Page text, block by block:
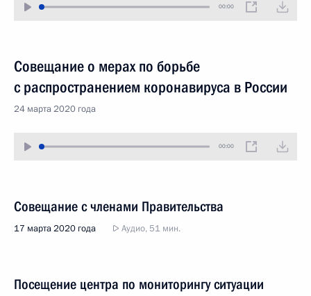
00:00
Совещание о мерах по борьбе
с распространением коронавируса в России
24 марта 2020 года
00:00
Совещание с членами Правительства
17 марта 2020 года Аудио, 51 мин.
Посещение центра по мониторингу ситуации